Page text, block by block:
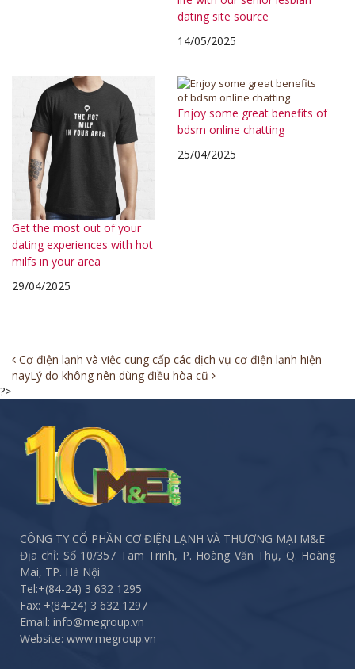
dating site source
14/05/2025
Get the most out of your
dating experiences with hot
milfs in your area
29/04/2025
Enjoy some great benefits of
bdsm online chatting
25/04/2025
Post
navigation
Cơ điện lạnh và việc cung cấp các dịch vụ cơ điện lạnh hiện
nayLý do không nên dùng điều hòa cũ
?>
CÔNG TY CỔ PHẦN CƠ ĐIỆN LẠNH VÀ THƯƠNG MẠI M&E
Địa chỉ: Số 10/357 Tam Trinh, P. Hoàng Văn Thụ, Q. Hoàng
Mai, TP. Hà Nội
Tel:+(84-24) 3 632 1295
Fax: +(84-24) 3 632 1297
Email: info@megroup.vn
Website: www.megroup.vn